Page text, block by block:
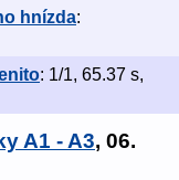
hnízda:
: 1/1, 65.37 s,
A1 - A3, 06.